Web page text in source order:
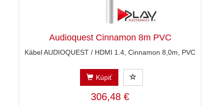
Audioquest Cinnamon 8m PVC
Kábel AUDIOQUEST / HDMI 1.4, Cinnamon 8,0m, PVC
Kúpiť
306,48 €